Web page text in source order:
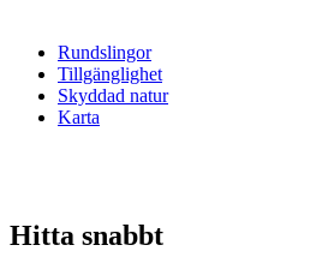
Rundslingor
Tillgänglighet
Skyddad natur
Karta
Hitta snabbt